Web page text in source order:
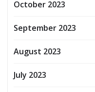
October 2023
September 2023
August 2023
July 2023